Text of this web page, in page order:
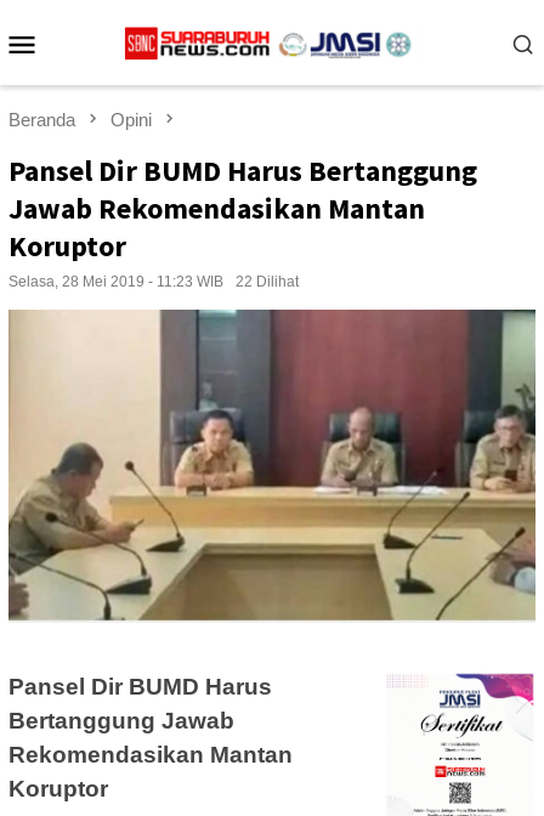
ke
Beranda Opini
Pansel Dir BUMD Harus Bertanggung
Jawab Rekomendasikan Mantan
Koruptor
Selasa, 28 Mei 2019 - 11:23 WIB 22 Dilihat
Pansel Dir BUMD Harus
Bertanggung Jawab
Rekomendasikan Mantan
Koruptor